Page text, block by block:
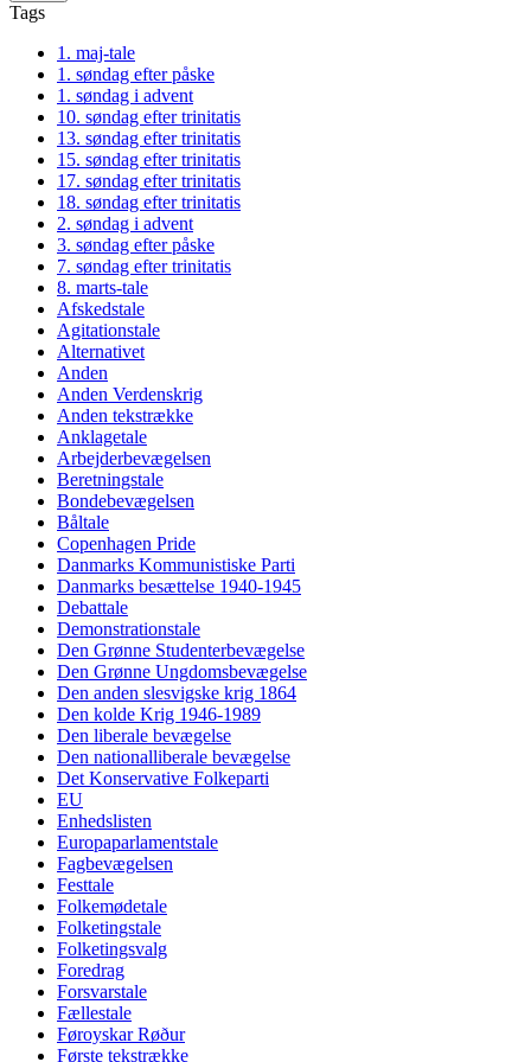
Tags
1. maj-tale
1. søndag efter påske
1. søndag i advent
10. søndag efter trinitatis
13. søndag efter trinitatis
15. søndag efter trinitatis
17. søndag efter trinitatis
18. søndag efter trinitatis
2. søndag i advent
3. søndag efter påske
7. søndag efter trinitatis
8. marts-tale
Afskedstale
Agitationstale
Alternativet
Anden
Anden Verdenskrig
Anden tekstrække
Anklagetale
Arbejderbevægelsen
Beretningstale
Bondebevægelsen
Båltale
Copenhagen Pride
Danmarks Kommunistiske Parti
Danmarks besættelse 1940-1945
Debattale
Demonstrationstale
Den Grønne Studenterbevægelse
Den Grønne Ungdomsbevægelse
Den anden slesvigske krig 1864
Den kolde Krig 1946-1989
Den liberale bevægelse
Den nationalliberale bevægelse
Det Konservative Folkeparti
EU
Enhedslisten
Europaparlamentstale
Fagbevægelsen
Festtale
Folkemødetale
Folketingstale
Folketingsvalg
Foredrag
Forsvarstale
Fællestale
Føroyskar Røður
Første tekstrække